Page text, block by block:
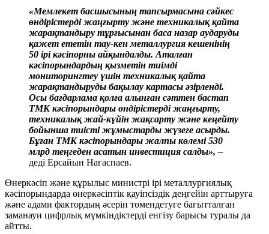
«Мемлекет басшысының тапсырмасына сәйкес
өндірістерді жаңғырту және техникалық қайта
жарақтандыру тұрғысынан баса назар аударуды
қажет ететін тау-кен металлургия кешенінің
50 ірі кәсіпорны айқындалды. Аталған
кәсіпорындардың қызметін тиімді
мониторингтеу үшін техникалық қайта
жарақтандыруды бақылау картасы әзірленді.
Осы бағдарлама қолға алынған сәттен бастап
ТМК кәсіпорындары өндірістерді жаңғырту,
техникалық жай-күйін жақсарту және кеңейту
бойынша тиісті жұмыстарды жүзеге асырды.
Бұған ТМК кәсіпорындары жалпы көлемі 530
млрд теңгеден асатын инвестиция салды», –
деді Ерсайын Нағаспаев.
Өнеркәсіп және құрылыс министрі ірі металлургиялық
кәсіпорындарда өнеркәсіптік қауіпсіздік деңгейін арттыруға
және адами фактордың әсерін төмендетуге бағытталған
заманауи цифрлық мүмкіндіктерді енгізу барысы туралы да
айтты.